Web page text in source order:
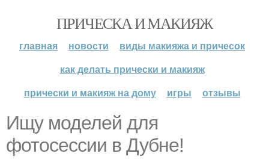
ПРИЧЕСКА И МАКИЯЖ
главная новости
виды макияжа и причесок
как делать прически и макияж
прически и макияж на дому
игры отзывы
Ищу моделей для
фотосессии в Дубне!